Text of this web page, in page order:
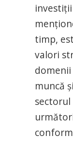
timp,
valori
muncă
conform